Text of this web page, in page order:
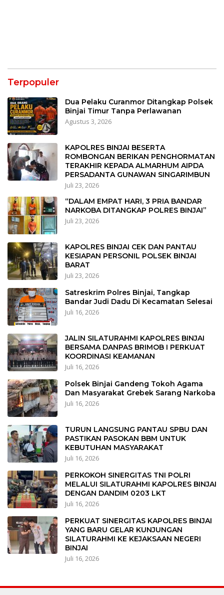
Terpopuler
Dua Pelaku Curanmor Ditangkap Polsek
Binjai Timur Tanpa Perlawanan
Agustus 3, 2026
KAPOLRES BINJAI BESERTA
ROMBONGAN BERIKAN PENGHORMATAN
TERAKHIR KEPADA ALMARHUM AIPDA
PERSADANTA GUNAWAN SINGARIMBUN
Juli 23, 2026
“DALAM EMPAT HARI, 3 PRIA BANDAR
NARKOBA DITANGKAP POLRES BINJAI”
Juli 23, 2026
KAPOLRES BINJAI CEK DAN PANTAU
KESIAPAN PERSONIL POLSEK BINJAI
BARAT
Juli 23, 2026
Satreskrim Polres Binjai, Tangkap
Bandar Judi Dadu Di Kecamatan Selesai
Juli 16, 2026
JALIN SILATURAHMI KAPOLRES BINJAI
BERSAMA DANPAS BRIMOB I PERKUAT
KOORDINASI KEAMANAN
Juli 16, 2026
Polsek Binjai Gandeng Tokoh Agama
Dan Masyarakat Grebek Sarang Narkoba
Juli 16, 2026
TURUN LANGSUNG PANTAU SPBU DAN
PASTIKAN PASOKAN BBM UNTUK
KEBUTUHAN MASYARAKAT
Juli 16, 2026
PERKOKOH SINERGITAS TNI POLRI
MELALUI SILATURAHMI KAPOLRES BINJAI
DENGAN DANDIM 0203 LKT
Juli 16, 2026
PERKUAT SINERGITAS KAPOLRES BINJAI
YANG BARU GELAR KUNJUNGAN
SILATURAHMI KE KEJAKSAAN NEGERI
BINJAI
Juli 16, 2026